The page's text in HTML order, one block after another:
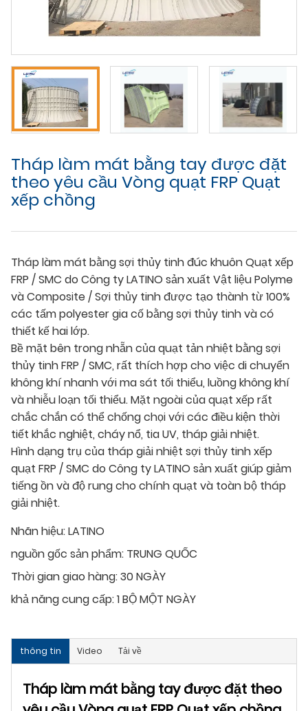
Tháp làm mát bằng tay được đặt
theo yêu cầu Vòng quạt FRP Quạt
xếp chồng
Tháp làm mát bằng sợi thủy tinh đúc khuôn Quạt xếp
FRP / SMC do Công ty LATINO sản xuất Vật liệu Polyme
và Composite / Sợi thủy tinh được tạo thành từ 100%
các tấm polyester gia cố bằng sợi thủy tinh và có
thiết kế hai lớp.
Bề mặt bên trong nhẵn của quạt tản nhiệt bằng sợi
thủy tinh FRP / SMC, rất thích hợp cho việc di chuyển
không khí nhanh với ma sát tối thiểu, luồng không khí
và nhiễu loạn tối thiểu. Mặt ngoài của quạt xếp rất
chắc chắn có thể chống chọi với các điều kiện thời
tiết khắc nghiệt, cháy nổ, tia UV, tháp giải nhiệt.
Hình dạng trụ của tháp giải nhiệt sợi thủy tinh xếp
quạt FRP / SMC do Công ty LATINO sản xuất giúp giảm
tiếng ồn và độ rung cho chính quạt và toàn bộ tháp
giải nhiệt.
Nhãn hiệu:LATINO
nguồn gốc sản phẩm: TRUNG QUỐC
Thời gian giao hàng:30 NGÀY
khả năng cung cấp:1 BỘ MỘT NGÀY
thông tin Video Tải về
Tháp làm mát bằng tay được đặt theo